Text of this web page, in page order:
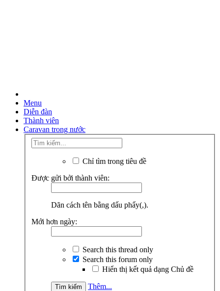
Menu
Diễn đàn
Thành viên
Caravan trong nước
Chỉ tìm trong tiêu đề
Được gửi bởi thành viên:
Dãn cách tên bằng dấu phẩy(,).
Mới hơn ngày:
Search this thread only
Search this forum only
Hiển thị kết quả dạng Chủ đề
Thêm...